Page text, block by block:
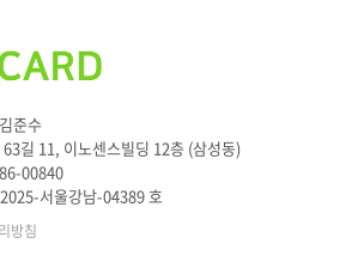
준수
길 11, 이노센스빌딩 12층 (삼성동)
00840
서울강남-04389 호
방침